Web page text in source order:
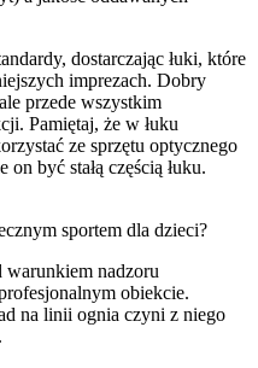
dostarczając łuki, które
imprezach. Dobry
przede wszystkim
Pamiętaj, że w łuku
ze sprzętu optycznego
on być stałą częścią łuku.
sportem dla dzieci?
warunkiem nadzoru
obiekcie.
na linii ognia czyni z niego